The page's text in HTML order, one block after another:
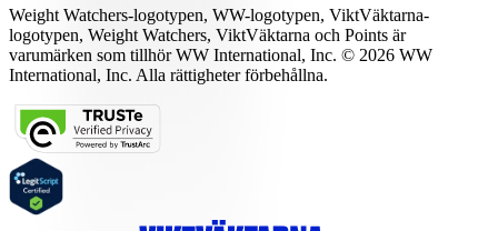
Weight Watchers-logotypen, WW-logotypen, ViktVäktarna-
logotypen, Weight Watchers, ViktVäktarna och Points är
varumärken som tillhör WW International, Inc. © 2026 WW
International, Inc. Alla rättigheter förbehållna.